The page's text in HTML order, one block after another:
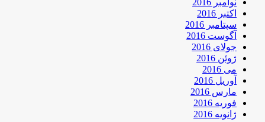
اکتبر 2016
سپتامبر 2016
آگوست 2016
جولای 2016
ژوئن 2016
می 2016
آوریل 2016
مارس 2016
فوریه 2016
ژانویه 2016